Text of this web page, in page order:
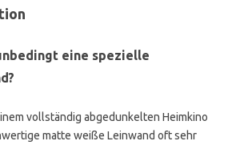
eine spezielle
vollständig abgedunkelten Heimkino
matte weiße Leinwand oft sehr